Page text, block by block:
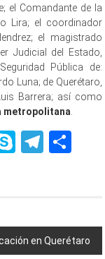
el Comandante de la
Lira; el coordinador
el magistrado
Judicial del Estado,
Pública de:
Luna; de Querétaro,
Barrera; así como
metropolitana
Skype
en Querétaro